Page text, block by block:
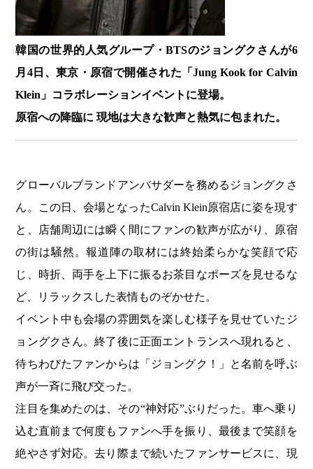
韓国の世界的人気グループ・BTSのジョングクさんが6
月4日、東京・原宿で開催された「Jung Kook for Calvin
Klein」コラボレーションイベントに登場。
原宿への降臨に 現地は大きな歓声と熱気に包まれた。
グローバルブランドアンバサダーを務めるジョングクさ
ん。この日、会場となったCalvin Klein原宿店に姿を現す
と、店舗周辺には瞬く間にファンの歓声が広がり、原宿
の街は騒然。報道陣の取材には終始柔らかな笑顔で応
じ、時折、両手を上下に振るお茶目なポーズを見せるな
ど、リラックスした表情ものぞかせた。
イベント中も会場の雰囲気を楽しむ様子を見せていたジ
ョングクさん。終了後に正面エントランスへ現れると、
待ちわびたファンからは「ジョングク！」と名前を呼ぶ
声が一斉に飛び交った。
注目を集めたのは、その“神対応”ぶりだった。車へ乗り
込む直前まで何度もファンへ手を振り、最後まで笑顔を
絶やさず対応。去り際まで続いたファンサービスに、現